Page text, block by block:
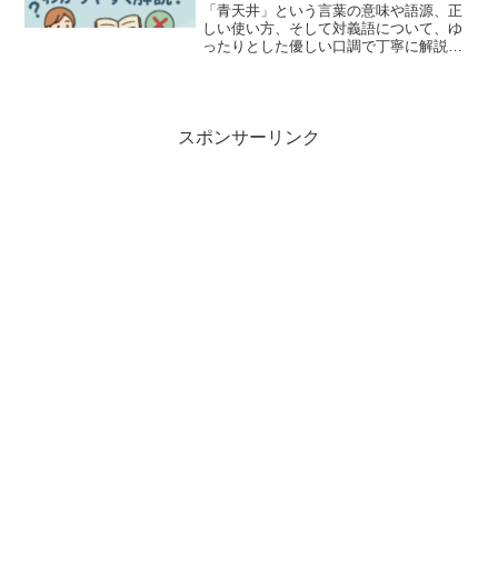
「青天井」という言葉の意味や語源、正
しい使い方、そして対義語について、ゆ
ったりとした優しい口調で丁寧に解説し
スポンサーリンク